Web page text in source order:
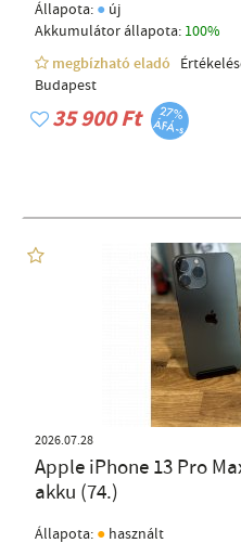
Állapota: ● új
Akkumulátor állapota: 100%
megbízható eladó
Budapest
35 900 Ft
2026.07.28
Apple iPhone 13 Pro
akku (74.)
Állapota: ● használt